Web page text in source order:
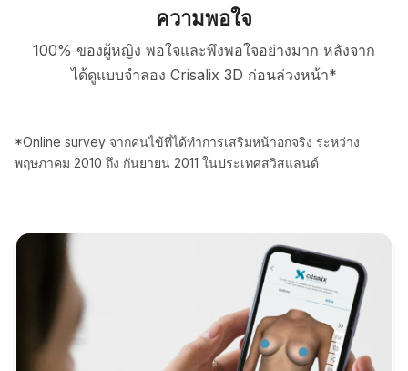
ความพอใจ
100% ของผู้หญิง พอใจและพึงพอใจอย่างมาก หลังจาก
ได้ดูแบบจำลอง Crisalix 3D ก่อนล่วงหน้า*
*Online survey จากคนไข้ที่ได้ทำการเสริมหน้าอกจริง ระหว่าง
พฤษภาคม 2010 ถึง กันยายน 2011 ในประเทศสวิสแลนด์